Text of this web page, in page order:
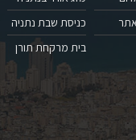
כניסת שבת נתניה
בית מרקחת תורן